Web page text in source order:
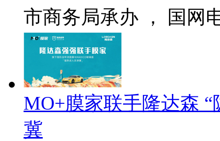
市商务局承办 ， 国网
MO+膜家联手隆达森
冀